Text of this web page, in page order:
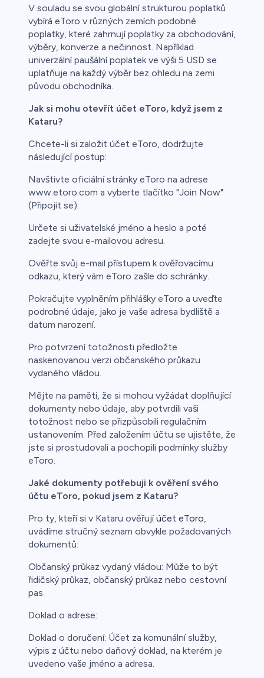
V souladu se svou globální strukturou poplatků
vybírá eToro v různých zemích podobné
poplatky, které zahrnují poplatky za obchodování,
výběry, konverze a nečinnost. Například
univerzální paušální poplatek ve výši 5 USD se
uplatňuje na každý výběr bez ohledu na zemi
původu obchodníka.
Jak si mohu otevřít účet eToro, když jsem z
Kataru?
Chcete-li si založit účet eToro, dodržujte
následující postup:
Navštivte oficiální stránky eToro na adrese
www.etoro.com a vyberte tlačítko "Join Now"
(Připojit se).
Určete si uživatelské jméno a heslo a poté
zadejte svou e-mailovou adresu.
Ověřte svůj e-mail přístupem k ověřovacímu
odkazu, který vám eToro zašle do schránky.
Pokračujte vyplněním přihlášky eToro a uveďte
podrobné údaje, jako je vaše adresa bydliště a
datum narození.
Pro potvrzení totožnosti předložte
naskenovanou verzi občanského průkazu
vydaného vládou.
Mějte na paměti, že si mohou vyžádat doplňující
dokumenty nebo údaje, aby potvrdili vaši
totožnost nebo se přizpůsobili regulačním
ustanovením. Před založením účtu se ujistěte, že
jste si prostudovali a pochopili podmínky služby
eToro.
Jaké dokumenty potřebuji k ověření svého
účtu eToro, pokud jsem z Kataru?
Pro ty, kteří si v Kataru ověřujíúčet eToro,
uvádíme stručný seznam obvykle požadovaných
dokumentů:
Občanský průkaz vydaný vládou: Může to být
řidičský průkaz, občanský průkaz nebo cestovní
pas.
Doklad o adrese:
Doklad o doručení: Účet za komunální služby,
výpis z účtu nebo daňový doklad, na kterém je
uvedeno vaše jméno a adresa.